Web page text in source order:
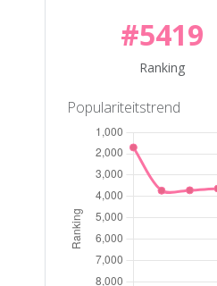
#5419
Ranking
Populariteitstrend